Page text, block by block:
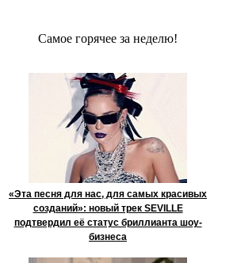
Сaмое гoрячее за неделю!
«Эта песня для нас, для самых красивых
созданий»: новый трек SEVILLE
подтвердил её статус бриллианта шоу-
бизнеса